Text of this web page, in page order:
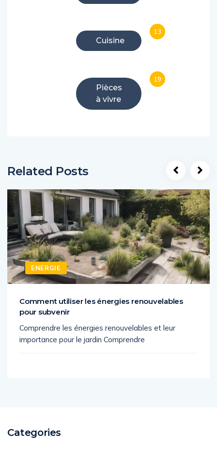
Cuisine
13
Pièces
à vivre
19
Related Posts
ENERGIE
Comment utiliser les énergies renouvelables
pour subvenir
Comprendre les énergies renouvelables et leur
importance pour le jardin Comprendre
Categories